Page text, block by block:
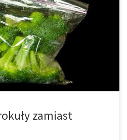
Cała akcja działa się na Florydzie.
za taką kwotę jest nielegalny, nawet
medycznej marihuany. Jednak
nie każdy ma to szczęście aby
Dlatego dwóch mężczyzn z […]
zamiast